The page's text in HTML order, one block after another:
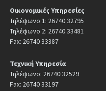
Οικονομικές Υπηρεσίες
Τηλέφωνο 1: 26740 32795
Τηλέφωνο 2: 26740 33481
Fax: 26740 33387
Τεχνική Υπηρεσία
Τηλέφωνο: 26740 32529
Fax: 26740 33197